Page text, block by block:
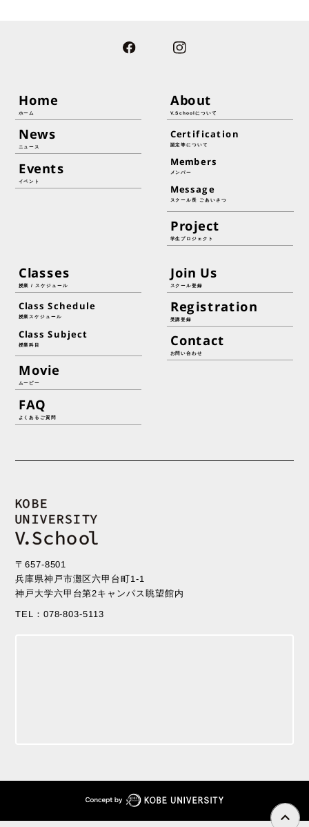
Home
ホーム
News
ニュース
Events
イベント
About
V.Schoolについて
Certification
認定等について
Members
メンバー
Message
スクール長 ごあいさつ
Project
学生プロジェクト
Classes
授業 / スケジュール
Class Schedule
授業スケジュール
Class Subject
授業科目
Movie
ムービー
FAQ
よくあるご質問
Join Us
スクール登録
Registration
受講登録
Contact
お問い合わせ
〒657-8501
兵庫県神戸市灘区六甲台町1-1
神戸大学六甲台第2キャンパス眺望館内
TEL：078-803-5113